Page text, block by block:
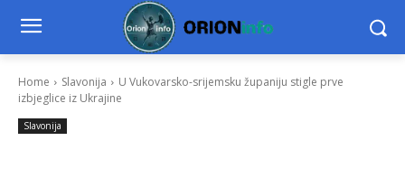
Home Slavonija
U Vukovarsko-srijemsku županiju stigle prve
izbjeglice iz Ukrajine
Slavonija